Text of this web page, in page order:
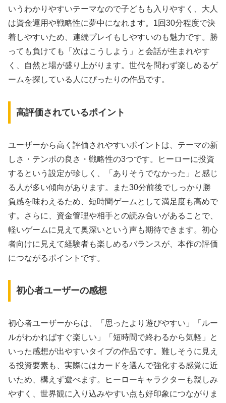
いうわかりやすいテーマなので子どもも入りやすく、大人
は資金運用や戦略性に夢中になれます。1回30分程度で決
着しやすいため、連続プレイもしやすいのも魅力です。勝
っても負けても「次はこうしよう」と会話が生まれやす
く、自然と場が盛り上がります。世代を問わず楽しめるゲ
ームを探している人にぴったりの作品です。
高評価されているポイント
ユーザーから高く評価されやすいポイントは、テーマの新
しさ・テンポの良さ・戦略性の3つです。ヒーローに投資
するという設定が珍しく、「ありそうでなかった」と感じ
る人が多い傾向があります。また30分前後でしっかり勝
負感を味わえるため、短時間ゲームとして満足度も高めで
す。さらに、資金管理や相手との読み合いがあることで、
軽いゲームに見えて奥深いという声も期待できます。初心
者向けに見えて経験者も楽しめるバランスが、本作の評価
につながるポイントです。
初心者ユーザーの感想
初心者ユーザーからは、「思ったより遊びやすい」「ルー
ルがわかればすぐ楽しい」「短時間で終わるから気軽」と
いった感想が出やすいタイプの作品です。難しそうに見え
る投資要素も、実際にはカードを選んで強化する感覚に近
いため、構えず遊べます。ヒーローキャラクターも親しみ
やすく、世界観に入り込みやすい点も好印象につながりま